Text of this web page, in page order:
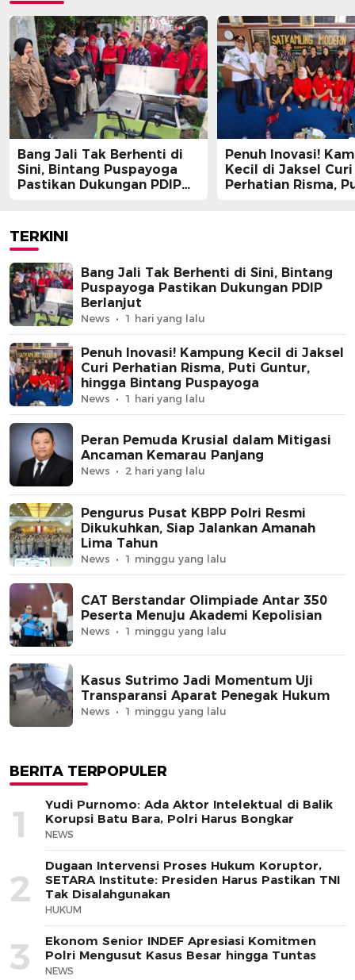
Bang Jali Tak Berhenti di
Sini, Bintang Puspayoga
Pastikan Dukungan PDIP
Penuh Inovasi!
Kecil di Jaksel Curi
Perhatian Risma,
TERKINI
Bang Jali Tak Berhenti di Sini, Bintang
Puspayoga Pastikan Dukungan PDIP
Berlanjut
News 1 hari yang lalu
Penuh Inovasi! Kampung Kecil di Jaksel
Curi Perhatian Risma, Puti Guntur,
hingga Bintang Puspayoga
News 1 hari yang lalu
Peran Pemuda Krusial dalam Mitigasi
Ancaman Kemarau Panjang
News 2 hari yang lalu
Pengurus Pusat KBPP Polri Resmi
Dikukuhkan, Siap Jalankan Amanah
Lima Tahun
News 1 minggu yang lalu
CAT Berstandar Olimpiade Antar 350
Peserta Menuju Akademi Kepolisian
News 1 minggu yang lalu
Kasus Sutrimo Jadi Momentum Uji
Transparansi Aparat Penegak Hukum
News 1 minggu yang lalu
BERITA TERPOPULER
1
Yudi Purnomo: Ada Aktor Intelektual di Balik
Korupsi Batu Bara, Polri Harus Bongkar
NEWS
2
Dugaan Intervensi Proses Hukum Koruptor,
SETARA Institute: Presiden Harus Pastikan TNI
Tak Disalahgunakan
HUKUM
3
Ekonom Senior INDEF Apresiasi Komitmen
Polri Mengusut Kasus Besar hingga Tuntas
NEWS